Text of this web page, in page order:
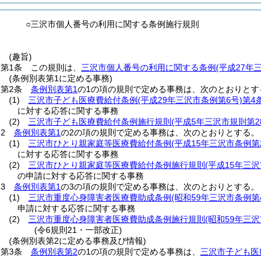
○三沢市個人番号の利用に関する条例施行規則
(趣旨)
第1条
この規則は、 三沢市個人番号の利用に関する条例(平成27年
(条例別表第1に定める事務)
第2条
条例別表第1の1の項の規則で定める事務は、次のとおりとす
(1)
三沢市子ども医療費給付条例(平成29年三沢市条例第6号)第4
に対する応答に関する事務
(2)
三沢市子ども医療費給付条例施行規則 (平成5年三沢市規則第
2
条例別表第1の2の項の規則で定める事務は、次のとおりとする。
(1)
三沢市ひとり親家庭等医療費給付条例(平成15年三沢市条例
に対する応答に関する事務
(2)
三沢市ひとり親家庭等医療費給付条例施行規則 (平成15年三
の申請に対する応答に関する事務
3
条例別表第1の3の項の規則で定める事務は、次のとおりとする。
(1)
三沢市重度心身障害者医療費助成条例(昭和59年三沢市条例
申請に対する応答に関する事務
(2)
三沢市重度心身障害者医療費助成条例施行規則 (昭和59年三
(令6規則21・一部改正)
(条例別表第2に定める事務及び情報)
第3条
条例別表第2の1の項の規則で定める事務は、 三沢市子ども